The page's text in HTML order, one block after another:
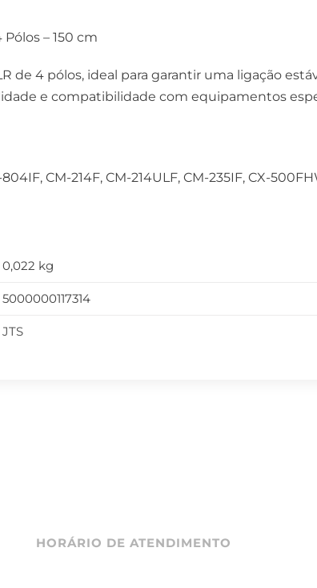
– 150 cm
de 4 pólos, ideal para garantir uma ligação
e compatibilidade com equipamentos
CM-214F, CM-214ULF, CM-235IF, CX-
0,022 kg
5000000117314
JTS
HORÁRIO DE ATENDIMENTO